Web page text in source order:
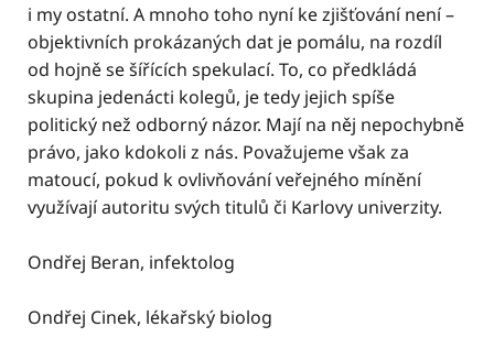
i my ostatní. A mnoho toho nyní ke zjišťování není –
objektivních prokázaných dat je pomálu, na rozdíl
od hojně se šířících spekulací. To, co předkládá
skupina jedenácti kolegů, je tedy jejich spíše
politický než odborný názor. Mají na něj nepochybně
právo, jako kdokoli z nás. Považujeme však za
matoucí, pokud k ovlivňování veřejného mínění
využívají autoritu svých titulů či Karlovy univerzity.
Ondřej Beran, infektolog
Ondřej Cinek, lékařský biolog